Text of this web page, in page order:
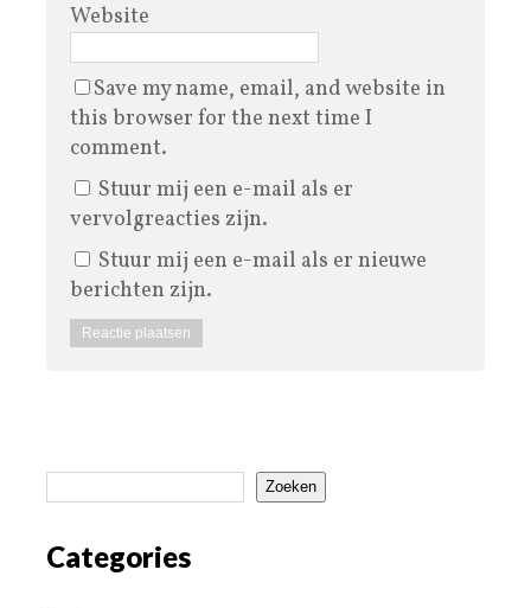
Website
Save my name, email, and website in
this browser for the next time I
comment.
Stuur mij een e-mail als er
vervolgreacties zijn.
Stuur mij een e-mail als er nieuwe
berichten zijn.
Zoeken
Categories